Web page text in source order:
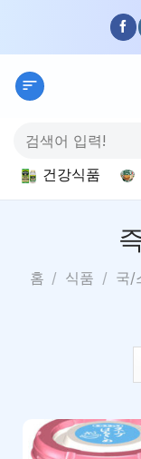
content
색:
건강식품
홈 / 식품 / 국/